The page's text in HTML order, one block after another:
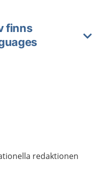
finns
redaktionen